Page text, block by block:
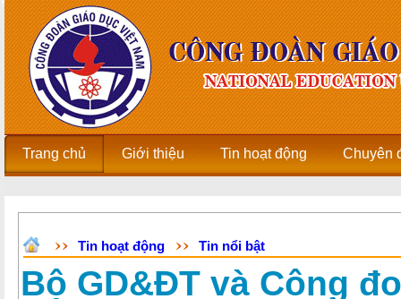
Trang chủ Giới thiệu Tin hoạt động Chuyên
Tin hoạt động Tin nổi bật
Bộ GD&ĐT và Công